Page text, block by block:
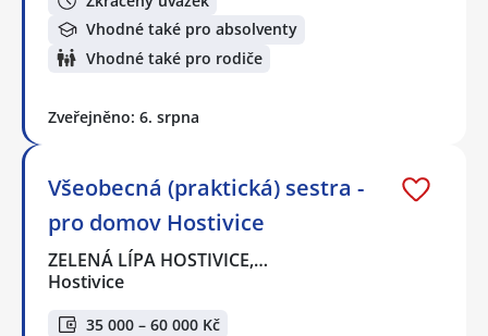
Vhodné také pro absolventy
Vhodné také pro rodiče
Zveřejněno: 6. srpna
Všeobecná (praktická) sestra -
pro domov Hostivice
ZELENÁ LÍPA HOSTIVICE,…
Hostivice
35 000 – 60 000 Kč